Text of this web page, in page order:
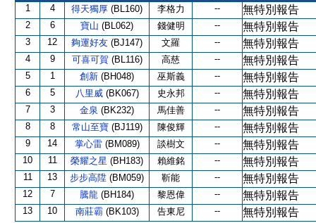
1
4 得天獨厚 (BL160) 李格力 -- 無特別報告
2 6 寶山 (BL062) 錢健明 -- 無特別報告
3 12 夠運好友 (BJ147) 文羅 -- 無特別報告
4 9 可喜可賀 (BL116) 高慈 -- 無特別報告
5 1 創新 (BH048) 巫斯義 -- 無特別報告
6 5 八里威 (BK067) 史永邦 -- 無特別報告
7 3 金泉 (BK232) 馬佳善 -- 無特別報告
8 8 常山至寶 (BJ119) 陳俊輝 -- 無特別報告
9 14 掌心雷 (BM089) 談樹文 -- 無特別報告
10 11 榮耀之星 (BH183) 賴維銘 -- 無特別報告
11 13 步步高陞 (BM059) 靳能 -- 無特別報告
12 7 騰龍 (BH184) 黎恩偉 -- 無特別報告
13 10 南莊霸 (BK103) 告東尼 -- 無特別報告